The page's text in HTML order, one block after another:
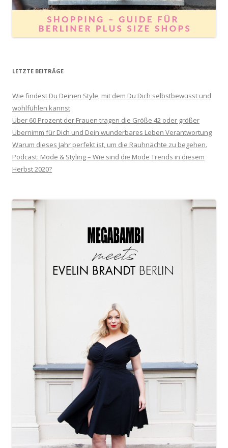
LETZTE BEITRÄGE
Wie findest Du Deinen Style, mit dem Du Dich selbstbewusst und
wohlfühlen kannst
Über 60 Prozent der Frauen tragen die Größe 42 oder größer
Übernimm für Dich und Dein wunderbares Leben Verantwortung
Warum dieses Jahr perfekt ist, um die Rauhnächte zu begehen.
Podcast: Mode & Styling – Wie sind die Mode Trends in diesem
Herbst 2020?